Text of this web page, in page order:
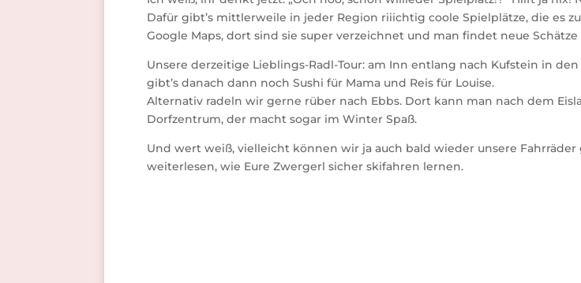
Dafür gibt’s mittlerweile in jeder Region riiichtig coole Spielplätze, die es
Google Maps, dort sind sie super verzeichnet und man findet neue Schätze
Unsere derzeitige Lieblings-Radl-Tour: am Inn entlang nach Kufstein in
gibt’s danach dann noch Sushi für Mama und Reis für Louise.
Alternativ radeln wir gerne rüber nach Ebbs. Dort kann man nach dem
Dorfzentrum, der macht sogar im Winter Spaß.
Und wert weiß, vielleicht können wir ja auch bald wieder unsere Fahrräder
weiterlesen, wie Eure Zwergerl sicher skifahren lernen.